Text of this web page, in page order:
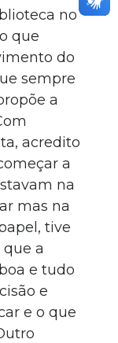
no
que
do
sempre
a
acredito
a
na
mas na
tive
a
e tudo
e
e o que